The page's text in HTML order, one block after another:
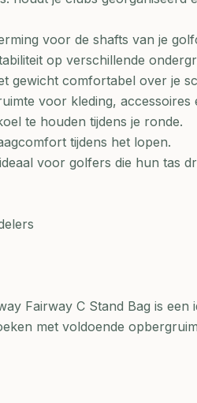
voor de shafts van je
op verschillende
gewicht comfortabel over je
voor kleding, accessoires
te houden tijdens je ronde.
tijdens het lopen.
voor golfers die hun tas
Fairway C Stand Bag is
met voldoende